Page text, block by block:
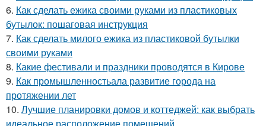
6. Как сделать ежика своими руками из пластиковых
бутылок: пошаговая инструкция
7. Как сделать милого ежика из пластиковой бутылки
своими руками
8. Какие фестивали и праздники проводятся в Кирове
9. Как промышленностьала развитие города на
протяжении лет
10. Лучшие планировки домов и коттеджей: как выбрать